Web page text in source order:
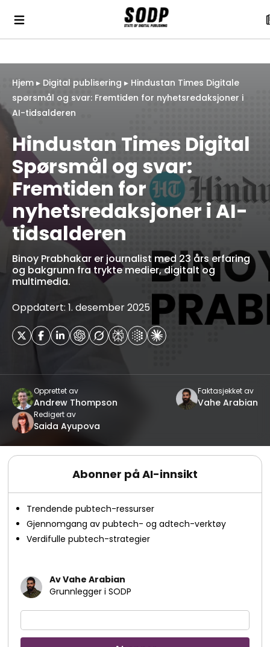
Hjem ▸ Digital publisering ▸ Hindustan Times Digitale
spørsmål og svar: Fremtiden for nyhetsredaksjoner i
AI-tidsalderen
Hindustan Times Digital
Spørsmål og svar:
Fremtiden for
nyhetsredaksjoner i AI-
tidsalderen
Binoy Prabhakar er journalist med 23 års erfaring
og bakgrunn fra trykte medier, digitalt og
multimedia.
Oppdatert: 1. desember 2025
Opprettet av
Andrew Thompson
Faktasjekket av
Vahe Arabian
Redigert av
Saida Ayupova
Abonner på AI-innsikt
Trendende pubtech-ressurser
Gjennomgang av pubtech- og adtech-verktøy
Verdifulle pubtech-strategier
Av Vahe Arabian
Grunnlegger i SODP